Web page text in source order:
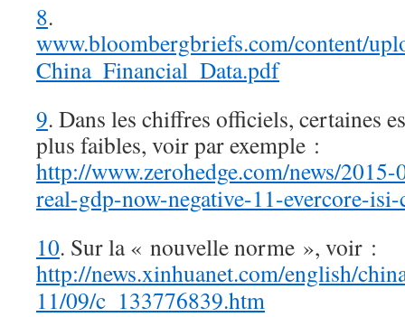
8.
www.bloombergbriefs.com/content/
China_Financial_Data.pdf
9. Dans les chiffres officiels, certaines
plus faibles, voir par exemple :
http://www.zerohedge.com/news/
real-gdp-now-negative-11-evercore-isi-
10. Sur la « nouvelle norme », voir :
http://news.xinhuanet.com/english/
11/09/c_133776839.htm